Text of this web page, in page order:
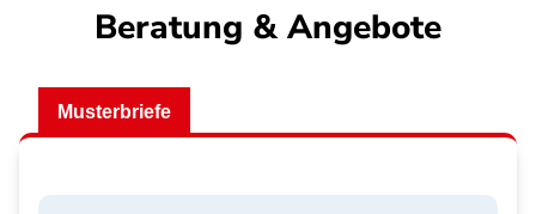
Beratung & Angebote
Musterbriefe